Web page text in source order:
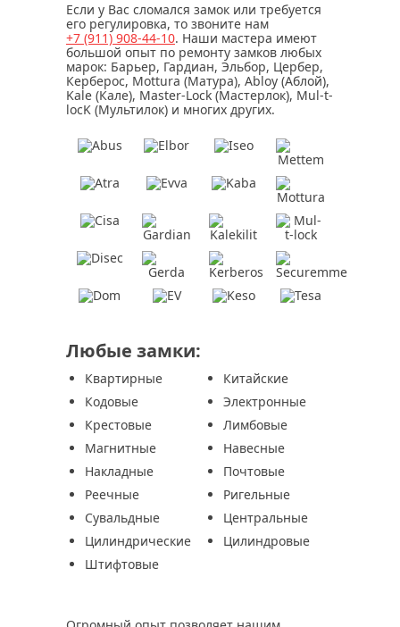
Если у Вас сломался замок или требуется
его регулировка, то звоните нам
+7 (911) 908-44-10. Наши мастера имеют
большой опыт по ремонту замков любых
марок: Барьер, Гардиан, Эльбор, Цербер,
Керберос, Mottura (Матура), Abloy (Аблой),
Kale (Кале), Master-Lock (Мастерлок), Mul-t-
locK (Мультилок) и многих других.
Любые замки:
Квартирные
Китайские
Кодовые
Электронные
Крестовые
Лимбовые
Магнитные
Навесные
Накладные
Почтовые
Реечные
Ригельные
Сувальдные
Центральные
Цилиндрические
Цилиндровые
Штифтовые